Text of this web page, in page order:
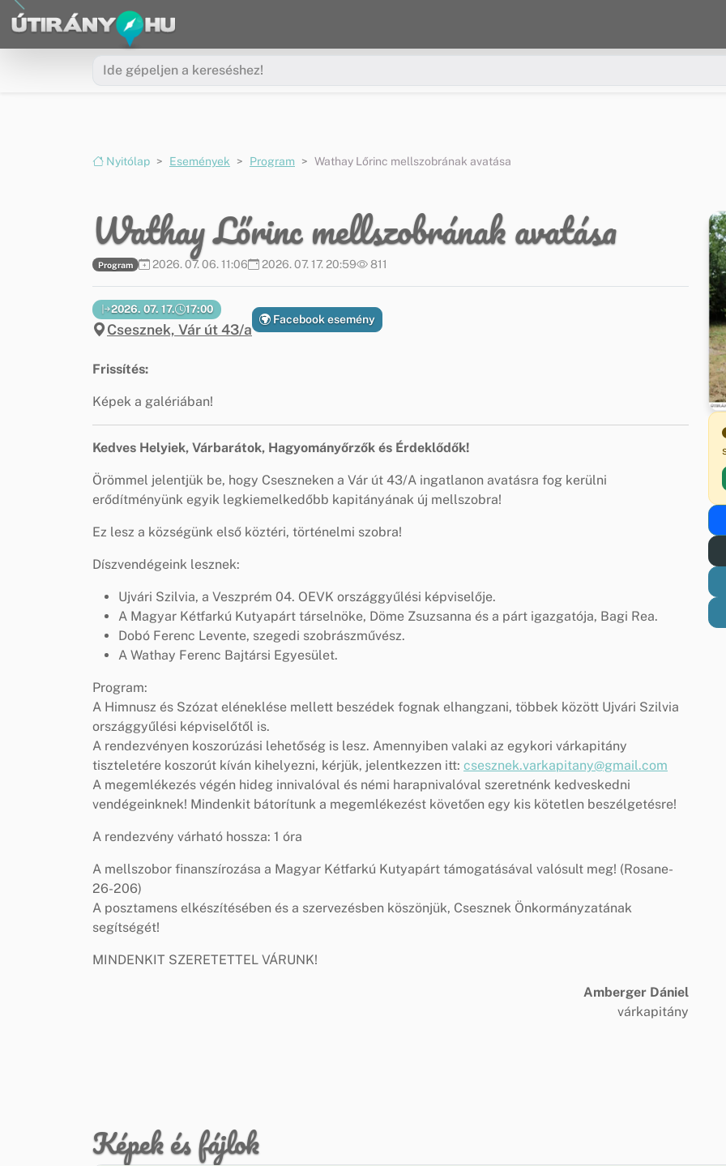
Ugrás a menüre
Ugrás a tartalomra
Nyitólap Események Program Wathay Lőrinc mellszobrának avatása
Wathay Lőrinc mellszobrának avatása
Program 2026. 07. 06. 11:06 2026. 07. 17. 20:59 811
2026. 07. 17. 17:00
Csesznek, Vár út 43/a
Facebook esemény
Frissítés:
Képek a galériában!
Kedves Helyiek, Várbarátok, Hagyományőrzők és Érdeklődők!
Örömmel jelentjük be, hogy Cseszneken a Vár út 43/A ingatlanon avatásra fog kerülni
erődítményünk egyik legkiemelkedőbb kapitányának új mellszobra!
Ez lesz a községünk első köztéri, történelmi szobra!
Díszvendégeink lesznek:
Ujvári Szilvia, a Veszprém 04. OEVK országgyűlési képviselője.
A Magyar Kétfarkú Kutyapárt társelnöke, Döme Zsuzsanna és a párt igazgatója, Bagi Rea.
Dobó Ferenc Levente, szegedi szobrászművész.
A Wathay Ferenc Bajtársi Egyesület.
Program:
A Himnusz és Szózat eléneklése mellett beszédek fognak elhangzani, többek között Ujvári Szilvia
országgyűlési képviselőtől is.
A rendezvényen koszorúzási lehetőség is lesz. Amennyiben valaki az egykori várkapitány
tiszteletére koszorút kíván kihelyezni, kérjük, jelentkezzen itt: csesznek.varkapitany@gmail.com
A megemlékezés végén hideg innivalóval és némi harapnivalóval szeretnénk kedveskedni
vendégeinknek! Mindenkit bátorítunk a megemlékezést követően egy kis kötetlen beszélgetésre!
A rendezvény várható hossza: 1 óra
A mellszobor finanszírozása a Magyar Kétfarkú Kutyapárt támogatásával valósult meg! (Rosane-
26-206)
A posztamens elkészítésében és a szervezésben köszönjük, Csesznek Önkormányzatának
segítségét!
MINDENKIT SZERETETTEL VÁRUNK!
Amberger Dániel
várkapitány
Képek és fájlok